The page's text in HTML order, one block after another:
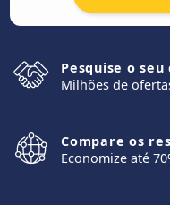
Pesquise o
Milhões de
Compare os
Economize até